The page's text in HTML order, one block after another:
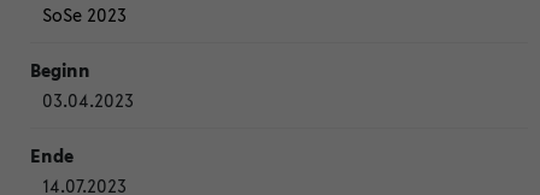
SoSe 2023
03.04.2023
14.07.2023